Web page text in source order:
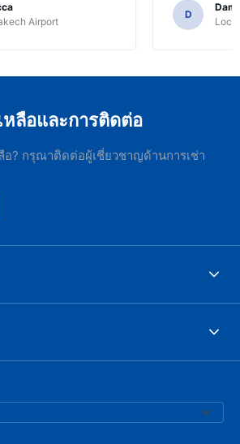
Airport
D
หลือและการติดต่อ
อ? กรุณาติดต่อผู้เชี่ยวชาญด้านการเช่า